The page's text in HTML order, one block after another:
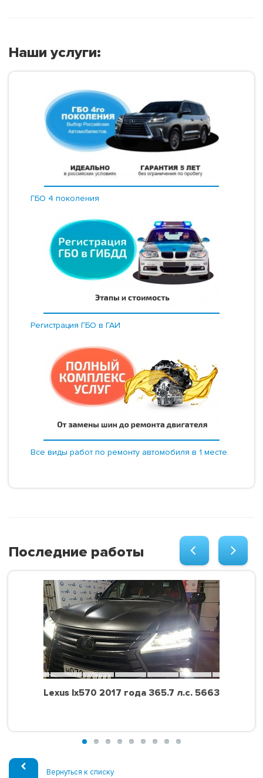
Наши услуги:
ГБО 4 поколения
Регистрация ГБО в ГАИ
Все виды работ по ремонту автомобиля в 1 месте.
Последние работы
Lexus lx570 2017 года 365.7 л.с. 5663
Вернуться к списку